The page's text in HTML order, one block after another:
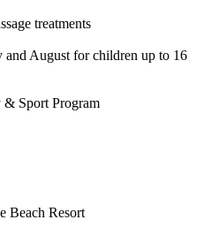
treatments
and August for children up to 16
Sport Program
Beach Resort